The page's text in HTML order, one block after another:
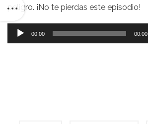
peligro. ¡No te pierdas este episodio!
Reproductor
de
00:00 00:00